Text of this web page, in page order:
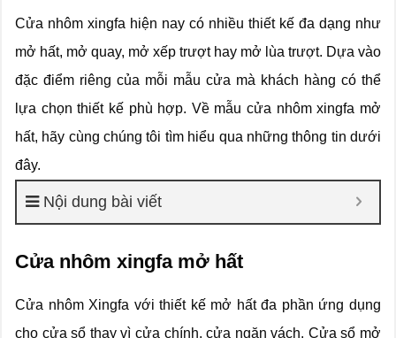
Cửa nhôm xingfa hiện nay có nhiều thiết kế đa dạng như
mở hất, mở quay, mở xếp trượt hay mở lùa trượt. Dựa vào
đặc điểm riêng của mỗi mẫu cửa mà khách hàng có thể
lựa chọn thiết kế phù hợp. Về mẫu cửa nhôm xingfa mở
hất, hãy cùng chúng tôi tìm hiểu qua những thông tin dưới
đây.
Nội dung bài viết
Cửa nhôm xingfa mở hất
Cửa nhôm Xingfa với thiết kế mở hất đa phần ứng dụng
cho cửa sổ thay vì cửa chính, cửa ngăn vách. Cửa sổ mở